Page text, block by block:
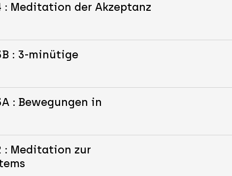
: Meditation der Akzeptanz
: 3-minütige
: Bewegungen in
: Meditation zur